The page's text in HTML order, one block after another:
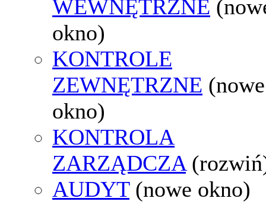
WEWNĘTRZNE
okno)
KONTROLE
ZEWNĘTRZNE (nowe
okno)
KONTROLA
ZARZĄDCZA
AUDYT (nowe okno)